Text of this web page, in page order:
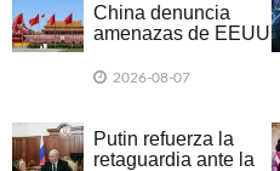
China denuncia
amenazas de EEUU
2026-08-07
Putin refuerza la
retaguardia ante la